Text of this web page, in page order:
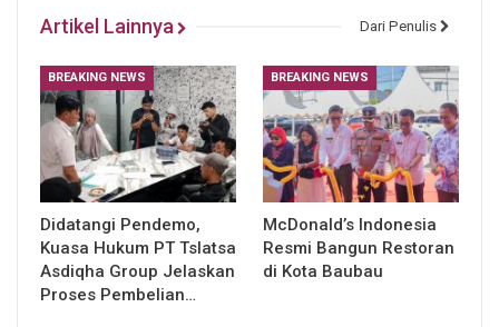
Artikel Lainnya Dari Penulis
BREAKING NEWS
Didatangi Pendemo,
Kuasa Hukum PT Tslatsa
Asdiqha Group Jelaskan
Proses Pembelian…
BREAKING NEWS
McDonald’s Indonesia
Resmi Bangun Restoran
di Kota Baubau